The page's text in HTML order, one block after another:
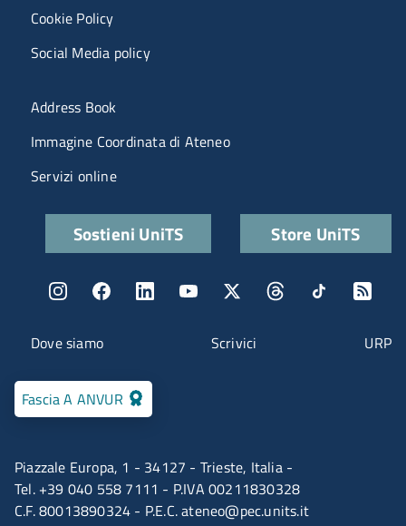
Piazzale Europa, 1 - 34127 - Trieste, Italia -
Tel. +39 040 558 7111 - P.IVA 00211830328
C.F. 80013890324 - P.E.C.ateneo@pec.units.it
Fascia A ANVUR
Menu contatti
Dove siamo Scrivici URP
Cookie Policy
Social Media policy
Menu portale
Address Book
Immagine Coordinata di Ateneo
Servizi online
Quick linksSostieni UniTS Store UniTS
Menu social